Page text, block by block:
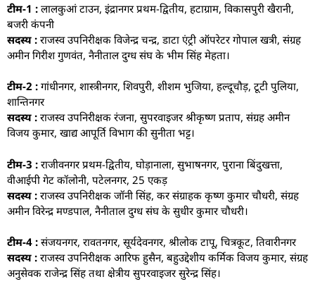
टीम-1 : लालकुआं टाउन, इंद्रानगर प्रथम-द्वितीय, हटाग्राम, विकासपुरी खैरानी,
बजरी कंपनी
सदस्य : राजस्व उपनिरीक्षक विजेन्द्र चन्द्र, डाटा एंट्री ऑपरेटर गोपाल खत्री, संग्रह
अमीन गिरीश गुणवंत, नैनीताल दुग्ध संघ के भीम सिंह मेहता।
टीम-2 : गांधीनगर, शास्त्रीनगर, शिवपुरी, शीशम भुजिया, हल्दूचौड़, टूटी पुलिया,
शान्तिनगर
सदस्य : राजस्व उपनिरीक्षक रंजना, सुपरवाइजर श्रीकृष्ण प्रताप, संग्रह अमीन
विजय कुमार, खाद्य आपूर्ति विभाग की सुनीता भट्ट।
टीम-3 : राजीवनगर प्रथम-द्वितीय, घोड़ानाला, सुभाषनगर, पुराना बिंदुखत्ता,
वीआईपी गेट कॉलोनी, पटेलनगर, 25 एकड़
सदस्य : राजस्व उपनिरीक्षक जॉनी सिंह, कर संग्राहक कृष्ण कुमार चौधरी, संग्रह
अमीन विरेन्द्र मण्डपाल, नैनीताल दुग्ध संघ के सुधीर कुमार चौधरी।
टीम-4 : संजयनगर, रावतनगर, सूर्यदेवनगर, श्रीलोक टापू, चित्रकूट, तिवारीनगर
सदस्य : राजस्व उपनिरीक्षक आरिफ हुसैन, बहुउद्देशीय कर्मिक विजय कुमार, संग्रह
अनुसेवक राजेन्द्र सिंह तथा क्षेत्रीय सुपरवाइजर सुरेन्द्र सिंह।